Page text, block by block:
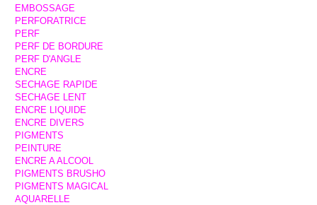
EMBOSSAGE
PERFORATRICE
PERF
PERF DE BORDURE
PERF D'ANGLE
ENCRE
SECHAGE RAPIDE
SECHAGE LENT
ENCRE LIQUIDE
ENCRE DIVERS
PIGMENTS
PEINTURE
ENCRE A ALCOOL
PIGMENTS BRUSHO
PIGMENTS MAGICAL
AQUARELLE